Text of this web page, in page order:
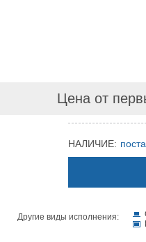
Цена от
НАЛИЧИЕ:
Другие виды исполнения: